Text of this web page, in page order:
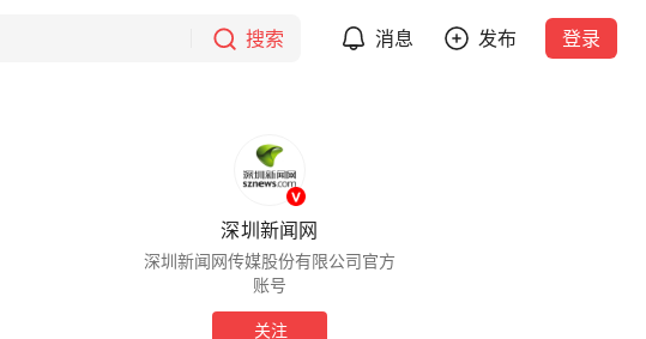
搜索 消息 发布 登录
深圳新闻网
深圳新闻网传媒股份有限公司官方
账号
关注